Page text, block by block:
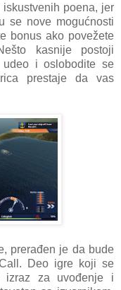
poena, jer
se nove mogućnosti
bonus ako povežete
kasnije postoji
udeo i oslobodite se
prestaje da vas
prerađen je da bude
Deo igre koji se
izraz za uvođenje i